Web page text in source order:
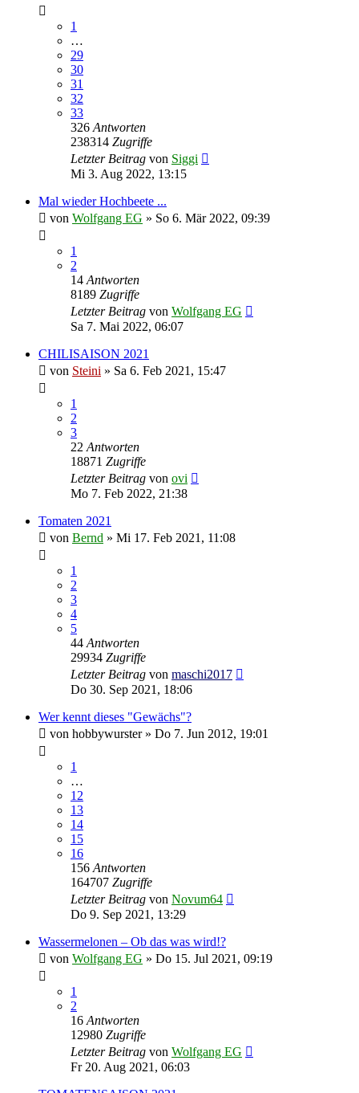
1
…
29
30
31
32
33
326 Antworten
238314 Zugriffe
Letzter Beitrag von Siggi
Mi 3. Aug 2022, 13:15
Mal wieder Hochbeete ...
von Wolfgang EG » So 6. Mär 2022, 09:39
1
2
14 Antworten
8189 Zugriffe
Letzter Beitrag von Wolfgang EG
Sa 7. Mai 2022, 06:07
CHILISAISON 2021
von Steini » Sa 6. Feb 2021, 15:47
1
2
3
22 Antworten
18871 Zugriffe
Letzter Beitrag von ovi
Mo 7. Feb 2022, 21:38
Tomaten 2021
von Bernd » Mi 17. Feb 2021, 11:08
1
2
3
4
5
44 Antworten
29934 Zugriffe
Letzter Beitrag von maschi2017
Do 30. Sep 2021, 18:06
Wer kennt dieses "Gewächs"?
von hobbywurster» Do 7. Jun 2012, 19:01
1
…
12
13
14
15
16
156 Antworten
164707 Zugriffe
Letzter Beitrag von Novum64
Do 9. Sep 2021, 13:29
Wassermelonen – Ob das was wird!?
von Wolfgang EG » Do 15. Jul 2021, 09:19
1
2
16 Antworten
12980 Zugriffe
Letzter Beitrag von Wolfgang EG
Fr 20. Aug 2021, 06:03